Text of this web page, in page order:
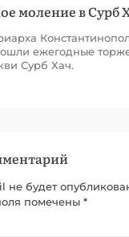
моление в Сурб
ежегодные
Сурб Хач.
не будет
помечены*